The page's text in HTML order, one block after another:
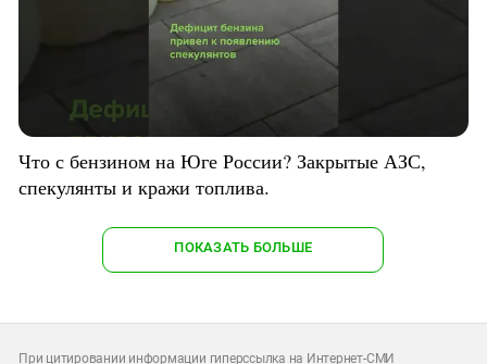
Что с бензином на Юге России? Закрытые АЗС,
спекулянты и кражи топлива.
ПОКАЗАТЬ БОЛЬШЕ
При цитировании информации гиперссылка на Интернет-СМИ